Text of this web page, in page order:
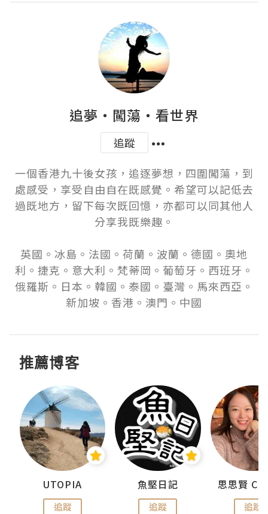
追夢‧闖蕩‧看世界
追蹤
一個香港九十後女孩，追逐夢想，四圍闖蕩，到
處感受，享受自由自在既感覺。希望可以記低去
過既地方，留下每次既回憶，亦都可以同其他人
分享我既樂趣。
英國。冰島。法國。荷蘭。波蘭。德國。奧地
利。捷克。意大利。梵蒂岡。葡萄牙。西班牙。
俄羅斯。日本。韓國。泰國。臺灣。馬來西亞。
新加坡。香港。澳門。中國
推薦博客
UTOPIA
追蹤
魚堅日記
追蹤 追蹤